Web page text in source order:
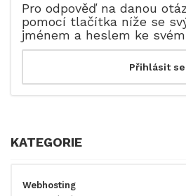
Pro odpověď na danou
pomocí tlačítka níže se
jménem a heslem ke
KATEGORIE
Webhosting